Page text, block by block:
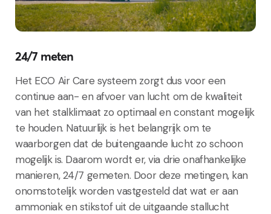
24/7 meten
Het ECO Air Care systeem zorgt dus voor een
continue aan- en afvoer van lucht om de kwaliteit
van het stalklimaat zo optimaal en constant mogelijk
te houden. Natuurlijk is het belangrijk om te
waarborgen dat de buitengaande lucht zo schoon
mogelijk is. Daarom wordt er, via drie onafhankelijke
manieren, 24/7 gemeten. Door deze metingen, kan
onomstotelijk worden vastgesteld dat wat er aan
ammoniak en stikstof uit de uitgaande stallucht